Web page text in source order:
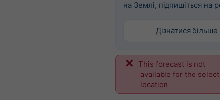
на Землі, підпишіться на
Дізнатися більше
This forecast is not
available for the
location